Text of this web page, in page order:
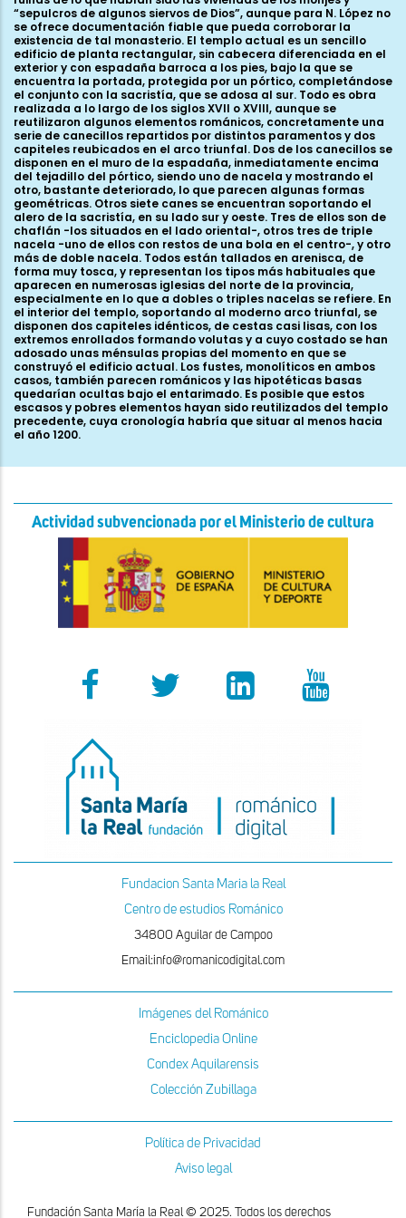
“sepulcros de algunos siervos de Dios”, aunque para N. López no
se ofrece documentación fiable que pueda corroborar la
existencia de tal monasterio. El templo actual es un sencillo
edificio de planta rectangular, sin cabecera diferenciada en el
exterior y con espadaña barroca a los pies, bajo la que se
encuentra la portada, protegida por un pórtico, completándose
el conjunto con la sacristía, que se adosa al sur. Todo es obra
realizada a lo largo de los siglos XVII o XVIII, aunque se
reutilizaron algunos elementos románicos, concretamente una
serie de canecillos repartidos por distintos paramentos y dos
capiteles reubicados en el arco triunfal. Dos de los canecillos se
disponen en el muro de la espadaña, inmediatamente encima
del tejadillo del pórtico, siendo uno de nacela y mostrando el
otro, bastante deteriorado, lo que parecen algunas formas
geométricas. Otros siete canes se encuentran soportando el
alero de la sacristía, en su lado sur y oeste. Tres de ellos son de
chaflán -los situados en el lado oriental-, otros tres de triple
nacela -uno de ellos con restos de una bola en el centro-, y otro
más de doble nacela. Todos están tallados en arenisca, de
forma muy tosca, y representan los tipos más habituales que
aparecen en numerosas iglesias del norte de la provincia,
especialmente en lo que a dobles o triples nacelas se refiere. En
el interior del templo, soportando al moderno arco triunfal, se
disponen dos capiteles idénticos, de cestas casi lisas, con los
extremos enrollados formando volutas y a cuyo costado se han
adosado unas ménsulas propias del momento en que se
construyó el edificio actual. Los fustes, monolíticos en ambos
casos, también parecen románicos y las hipotéticas basas
quedarían ocultas bajo el entarimado. Es posible que estos
escasos y pobres elementos hayan sido reutilizados del templo
precedente, cuya cronología habría que situar al menos hacia
el año 1200.
Actividad subvencionada por el Ministerio de cultura
Fundacion Santa Maria la Real
Centro de estudios Románico
34800 Aguilar de Campoo
Email:info@romanicodigital.com
Imágenes del Románico
Enciclopedia Online
Condex Aquilarensis
Colección Zubillaga
Política de Privacidad
Aviso legal
Fundación Santa María la Real © 2025. Todos los derechos